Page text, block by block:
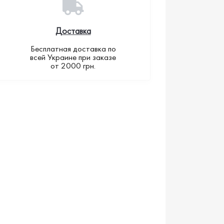
Доставка
Бесплатная доставка по
всей Украине при заказе
от 2000 грн.